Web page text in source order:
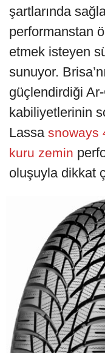
şartlarında
performanstan
etmek isteyen
sunuyor.
güçlendirdiği
kabiliyetlerinin
Lassa snoways
kuru zemin
oluşuyla dikkat